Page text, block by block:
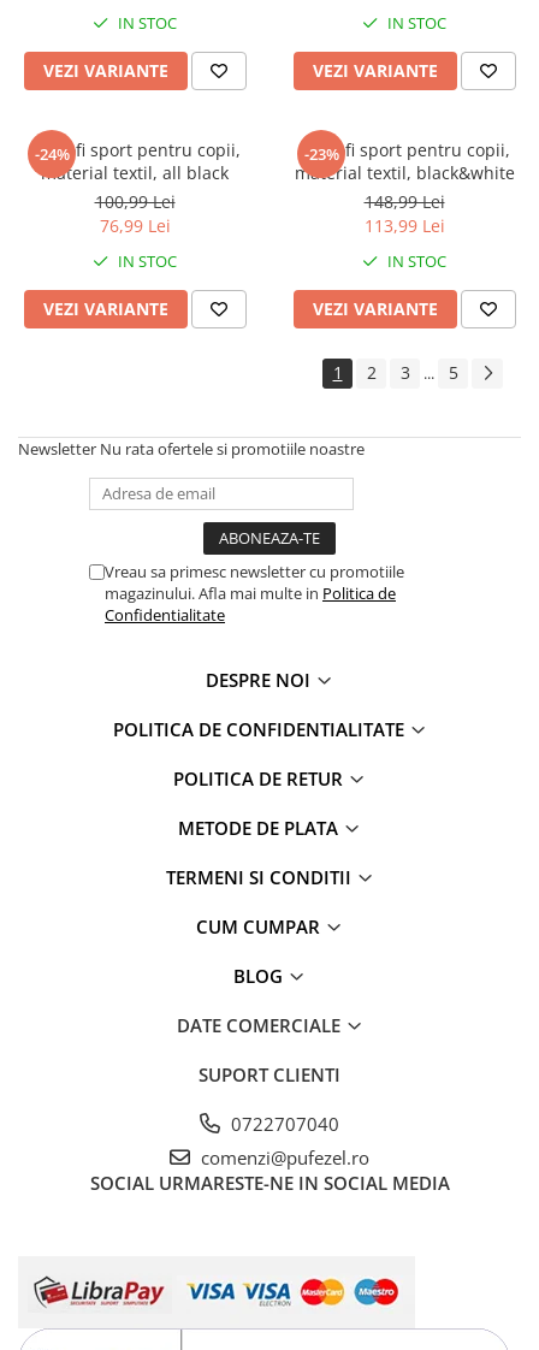
IN STOC
VEZI VARIANTE
IN STOC
VEZI VARIANTE
-24%
Pantofi sport pentru copii,
material textil, all black
100,99 Lei
76,99 Lei
IN STOC
VEZI VARIANTE
-23%
Pantofi sport pentru copii,
material textil, black&white
148,99 Lei
113,99 Lei
IN STOC
VEZI VARIANTE
1 2 3 ... 5
Newsletter Nu rata ofertele si promotiile noastre
Vreau sa primesc newsletter cu promotiile
magazinului. Afla mai multe in Politica de
Confidentialitate
DESPRE NOI
POLITICA DE CONFIDENTIALITATE
POLITICA DE RETUR
METODE DE PLATA
TERMENI SI CONDITII
CUM CUMPAR
BLOG
DATE COMERCIALE
SUPORT CLIENTI
0722707040
comenzi@pufezel.ro
SOCIAL URMARESTE-NE IN SOCIAL MEDIA